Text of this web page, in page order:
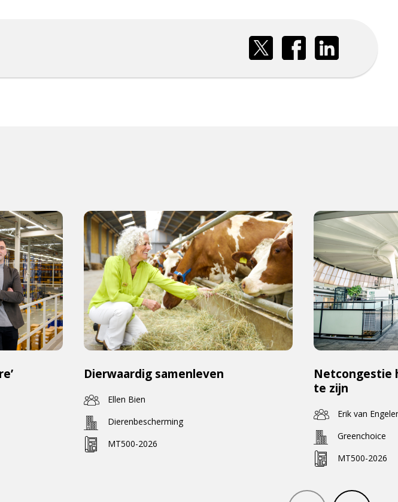
Dierwaardig samenleven
Ellen Bien
Dierenbescherming
MT500-2026
Netcongestie
te zijn
Erik van
Greenchoice
MT500-2026